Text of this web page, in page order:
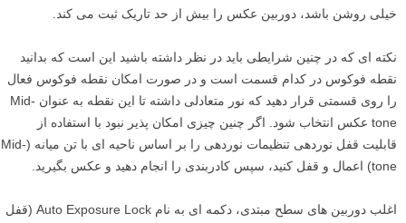
خیلی روشن باشد، دوربین عکس را بیش از حد تاریک ثبت می کند.
نکته ای که در چنین شرایطی باید در نظر داشته باشید این است که بدانید
نقطه فوکوس در کدام قسمت است و در صورت امکان نقطه فوکوس فعال
را روی قسمتی قرار دهید که نور متعادلی داشته تا این نقطه به عنوان Mid-
tone عکس انتخاب شود. اگر چنین چیزی امکان پذیر نبود با استفاده از
قابلیت قفل نوردهی تنظیمات نوردهی را بر اساس ناحیه ای با تن میانه (Mid-
tone) اعمال و قفل کنید، سپس کادربندی را انجام دهید و عکس بگیرید.
اغلب دوربین های سطح مبتدی، دکمه ای به نام Auto Exposure Lock (قفل